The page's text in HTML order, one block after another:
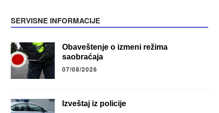
SERVISNE INFORMACIJE
Obaveštenje o izmeni režima
saobraćaja
07/08/2026
Izveštaj iz policije